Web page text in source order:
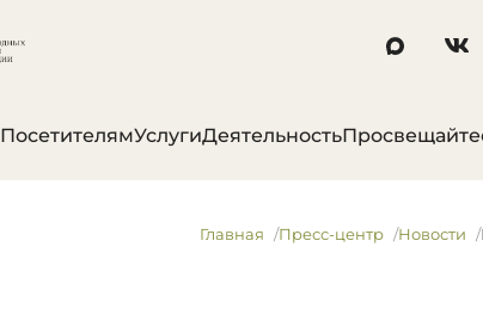
ПосетителямУслугиДеятельность
Главная Пресс-центр Новости